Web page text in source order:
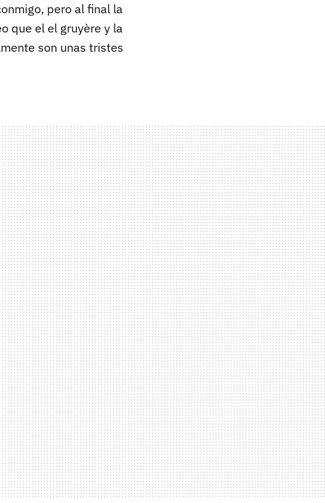
pero al final la
que el el gruyère y la
son unas tristes